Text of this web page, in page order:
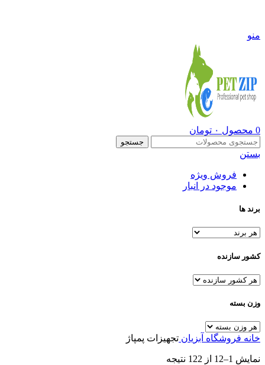
منو
0 محصول ۰ تومان
جستجو
بستن
فروش ویژه
موجود در انبار
برند ها
کشور سازنده
وزن بسته
خانه فروشگاه آبزیان تجهیزات پمپاژ
نمایش 1–12 از 122 نتیجه